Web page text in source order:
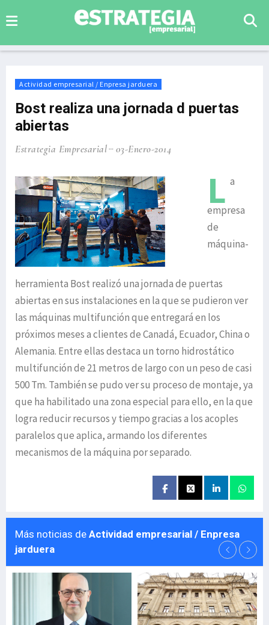
Actividad empresarial / Enpresa jarduera
Bost realiza una jornada d puertas
abiertas
Estrategia Empresarial 03-Enero-2014
L a
empresa
de
máquina-
herramienta Bost realizó una jornada de puertas
abiertas en sus instalaciones en la que se pudieron ver
las máquinas multifunción que entregará en los
próximos meses a clientes de Canadá, Ecuador, China o
Alemania. Entre ellas destaca un torno hidrostático
multifunción de 21 metros de largo con un peso de casi
500 Tm. También se pudo ver su proceso de montaje, ya
que ha habilitado una zona especial para ello, en la que
logra reducir recursos y tiempo gracias a los acoples
paralelos que aplica, armando los diferentes
mecanismos de la máquina por separado.
Más noticias de Actividad empresarial / Enpresa
jarduera